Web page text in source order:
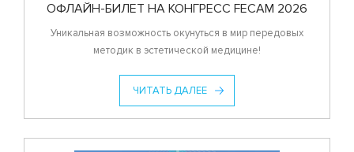
ОФЛАЙН-БИЛЕТ НА КОНГРЕСС FECAM 2026
Уникальная возможность окунуться в мир передовых
методик в эстетической медицине!
ЧИТАТЬ ДАЛЕЕ